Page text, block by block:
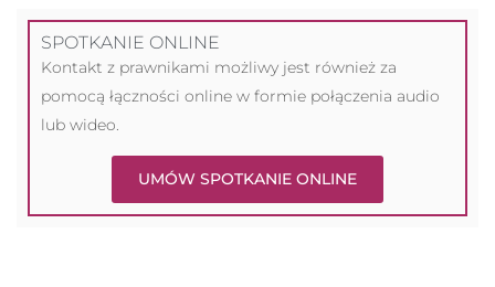
SPOTKANIE ONLINE
Kontakt z prawnikami możliwy jest również za
pomocą łączności online w formie połączenia audio
lub wideo.
UMÓW SPOTKANIE ONLINE